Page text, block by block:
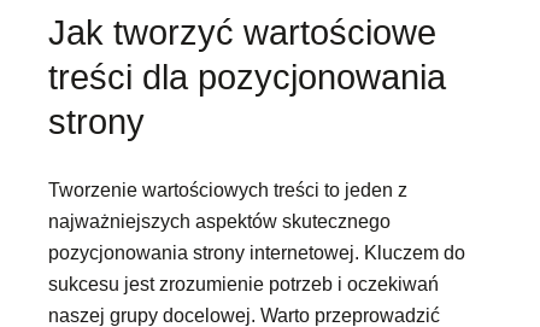
Jak tworzyć wartościowe
treści dla pozycjonowania
strony
Tworzenie wartościowych treści to jeden z
najważniejszych aspektów skutecznego
pozycjonowania strony internetowej. Kluczem do
sukcesu jest zrozumienie potrzeb i oczekiwań
naszej grupy docelowej. Warto przeprowadzić